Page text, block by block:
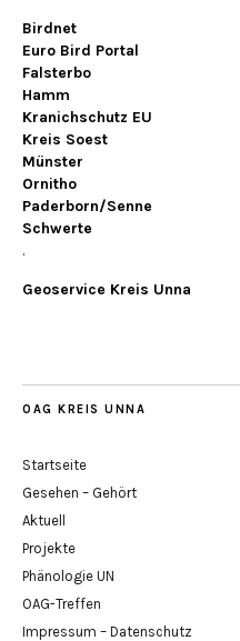
Birdnet
Euro Bird Portal
Falsterbo
Hamm
Kranichschutz EU
Kreis Soest
Münster
Ornitho
Paderborn/Senne
Schwerte
.
Geoservice Kreis Unna
OAG KREIS UNNA
Startseite
Gesehen – Gehört
Aktuell
Projekte
Phänologie UN
OAG-Treffen
Impressum – Datenschutz